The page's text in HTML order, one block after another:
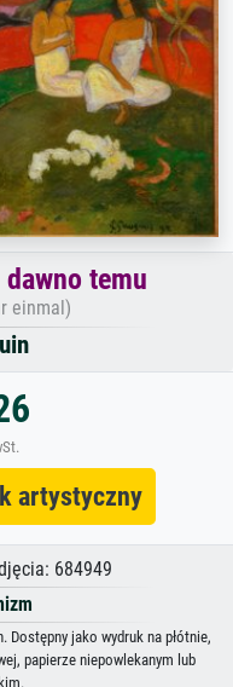
temu
einmal)
artystyczny
684949
Dostępny jako wydruk na płótnie,
papierze niepowlekanym lub